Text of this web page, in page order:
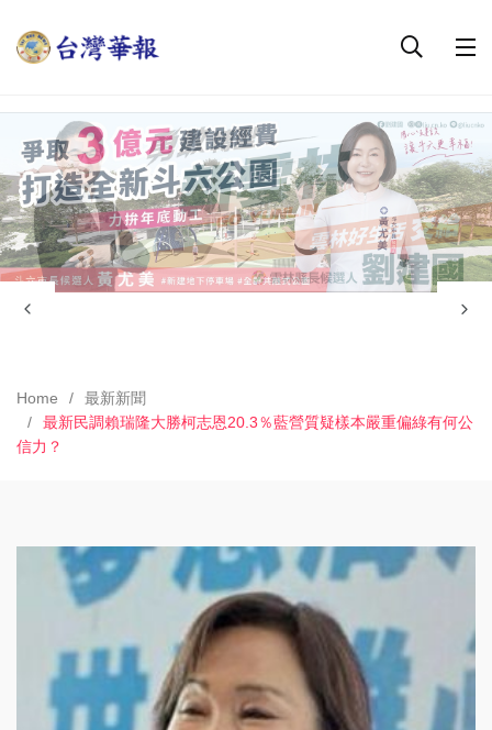
Home
最新新聞
最新民調賴瑞隆大勝柯志恩20.3％藍營質疑樣本嚴重偏綠有何公
信力？